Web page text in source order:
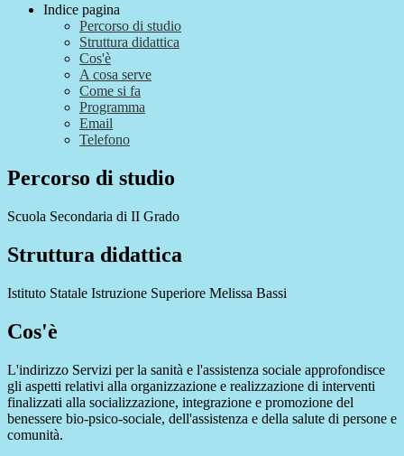
Indice pagina
Percorso di studio
Struttura didattica
Cos'è
A cosa serve
Come si fa
Programma
Email
Telefono
Percorso di studio
Scuola Secondaria di II Grado
Struttura didattica
Istituto Statale Istruzione Superiore Melissa Bassi
Cos'è
L'indirizzo Servizi per la sanità e l'assistenza sociale approfondisce
gli aspetti relativi alla organizzazione e realizzazione di interventi
finalizzati alla socializzazione, integrazione e promozione del
benessere bio-psico-sociale, dell'assistenza e della salute di persone e
comunità.